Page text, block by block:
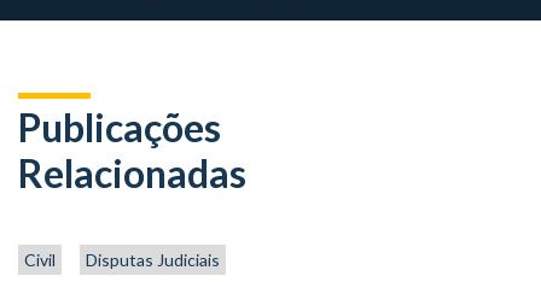
Publicações
Relacionadas
Civil Disputas Judiciais